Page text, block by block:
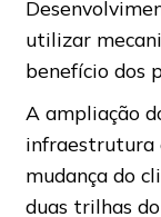
utilizar
benefício dos
A ampliação
infraestrutura
mudança do
duas trilhas